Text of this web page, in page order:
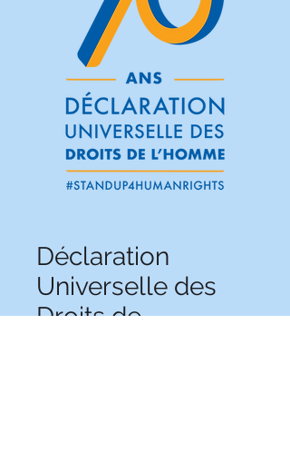
Déclaration
Universelle des
Droits de